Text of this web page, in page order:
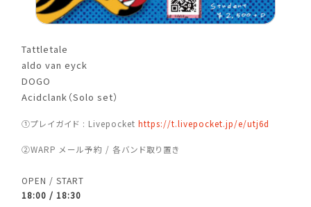
Tattletale
aldo van eyck
DOGO
Acidclank（Solo set）
①プレイガイド : Livepockethttps://t.livepocket.jp/e/utj6d
②WARP メール予約 / 各バンド取り置き
OPEN / START
18:00 / 18:30